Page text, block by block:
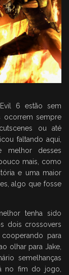
6 estão sem
ocorrem sempre
ou até
faltando aqui,
desses
mais, como
e uma maior
algo que fosse
tenha sido
dois crossovers
para
olhar para Jake,
semelhanças
no fim do jogo,